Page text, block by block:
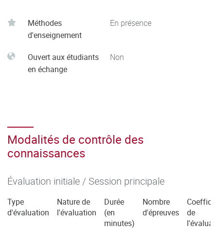
Méthodes
d'enseignement
En présence
Ouvert aux étudiants
en échange
Non
Modalités de contrôle des
connaissances
Évaluation initiale / Session principale
Type
d'évaluation
Nature de
l'évaluation
Durée
(en
minutes)
Nombre
d'épreuves
de